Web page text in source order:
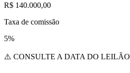
R$ 140.000,00
Taxa de comissão
5%
⚠️ CONSULTE A DATA DO LEILÃO